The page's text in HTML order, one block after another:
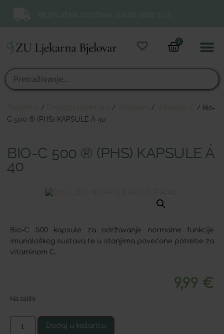
0
/ / /
/ Bio-
C 500 ® (PHS) KAPSULE Á 40
BIO-C 500 ® (PHS) KAPSULE Á
40
Bio-C 500 kapsule za održavanje normalne funkcije
imunološkog sustava te u stanjima povećane potrebe za
vitaminom C.
9,99 €
Na zalihi
Dodaj u košaricu